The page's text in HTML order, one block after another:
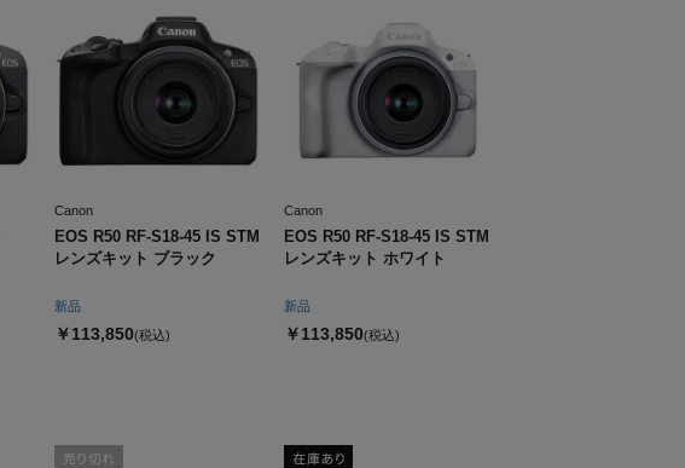
新品
Canon
EOS R50 RF-S18-45 IS STM
レンズキット ブラック
￥113,850(税込)
新品
Canon
EOS R50 RF-S18-45 IS STM
レンズキット ホワイト
￥113,850(税込)